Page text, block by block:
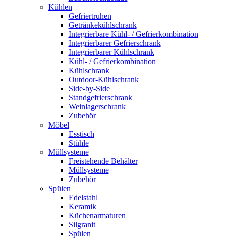
Kühlen
Gefriertruhen
Getränkekühlschrank
Integrierbare Kühl- / Gefrierkombination
Integrierbarer Gefrierschrank
Integrierbarer Kühlschrank
Kühl- / Gefrierkombination
Kühlschrank
Outdoor-Kühlschrank
Side-by-Side
Standgefrierschrank
Weinlagerschrank
Zubehör
Möbel
Esstisch
Stühle
Müllsysteme
Freistehende Behälter
Müllsysteme
Zubehör
Spülen
Edelstahl
Keramik
Küchenarmaturen
Silgranit
Spülen